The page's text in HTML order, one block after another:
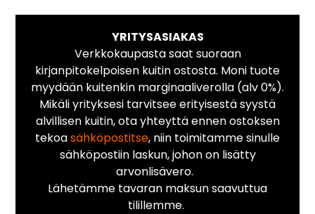
YRITYSASIAKAS
Verkkokaupasta saat suoraan
kirjanpitokelpoisen kuitin ostosta. Moni tuote
myydään kuitenkin marginaaliverolla (alv 0%).
Mikäli yrityksesi tarvitsee erityisestä syystä
alvillisen kuitin, ota yhteyttä ennen ostoksen
tekoasähköpostitse, niin toimitamme sinulle
sähköpostiin laskun, johon on lisätty
arvonlisävero.
Lähetämme tavaran maksun saavuttua
tilillemme.